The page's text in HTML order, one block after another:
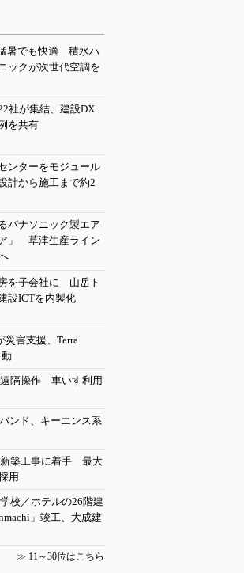
暑でも快適 積水ハ
ックが次世代空調を
社が集結、建設DX
を共有
ンターをモジュール
から施工まで約2
パナソニック製エア
」 草津生産ライン
を子会社に 山岳ト
設ICTを内製化
災害支援、Terra
動
遠隔操作 車いす利用
ンド、キーエンス系
築工事に着手 最大
用
校／ホテルの26階建
」竣工、大成建
≫ 11～30位はこちら